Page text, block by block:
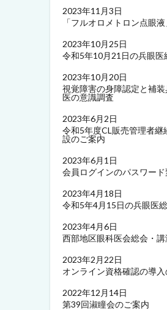
2023年11月3日
「フルオロメトロン点眼
2023年10月25日
令和5年10月21日の兵眼医
2023年10月20日
視覚障害の身障認定と補
医の意識調査
2023年6月2日
令和5年度CL販売管理者継
設のご案内
2023年6月1日
会員ログインのパスワード
2023年4月18日
令和5年4月15日の兵眼医
2023年4月6日
西部地区眼科医会総会・
2023年2月22日
オンライン資格確認の導
2022年12月14日
第39回淑瞳会のご案内